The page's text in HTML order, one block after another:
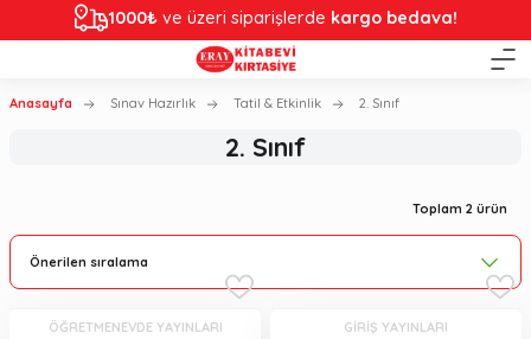
1000₺ ve üzeri siparişlerde kargo bedava!
Anasayfa Sınav Hazırlık Tatil & Etkinlik 2. Sınıf
2. Sınıf
Toplam 2 ürün
ÖĞRETMENEVDE YAYINLARI
GİRİŞ YAYINLARI